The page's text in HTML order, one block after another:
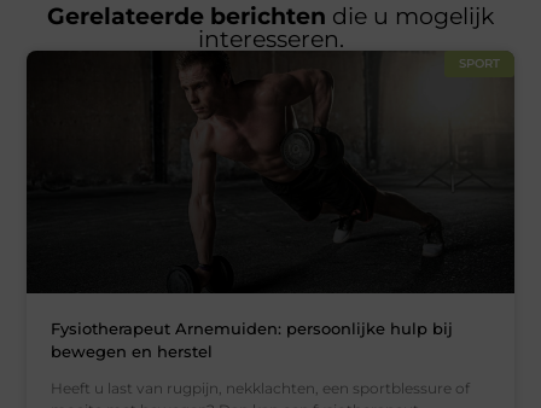
Gerelateerde berichten die u mogelijk
interesseren.
SPORT
Fysiotherapeut Arnemuiden: persoonlijke hulp bij
bewegen en herstel
Heeft u last van rugpijn, nekklachten, een sportblessure of